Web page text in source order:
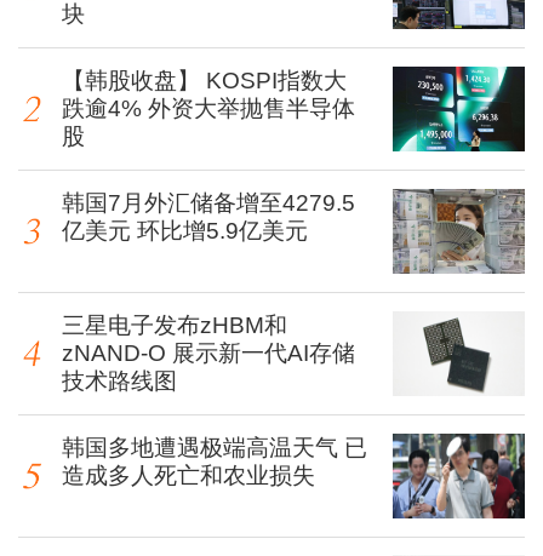
块
【韩股收盘】 KOSPI指数大
跌逾4% 外资大举抛售半导体
股
韩国7月外汇储备增至4279.5
亿美元 环比增5.9亿美元
三星电子发布zHBM和
zNAND-O 展示新一代AI存储
技术路线图
韩国多地遭遇极端高温天气 已
造成多人死亡和农业损失